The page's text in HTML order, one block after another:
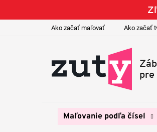
Ako začať maľovať Ako začať
Maľovanie podľa čísel